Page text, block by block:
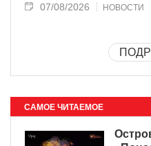
07/08/2026 НОВОСТИ
САМОЕ ЧИТАЕМОЕ